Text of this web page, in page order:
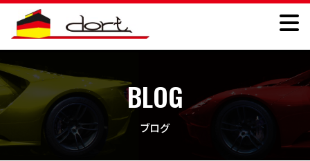
BLOG
ブログ